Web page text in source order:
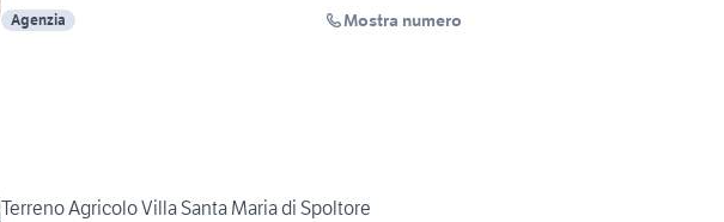
Agenzia Mostra numero
Terreno Agricolo Villa Santa Maria di Spoltore